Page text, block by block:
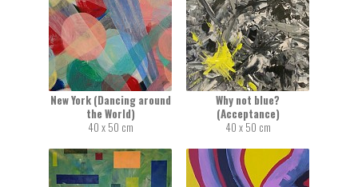
New York (Dancing around
the World)
40 x 50 cm
Why not blue?
(Acceptance)
40 x 50 cm